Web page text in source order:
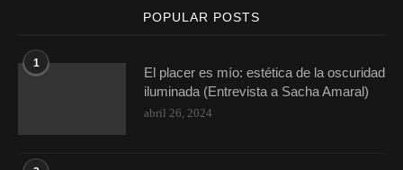
POPULAR POSTS
1
El placer es mío: estética de la oscuridad
iluminada (Entrevista a Sacha Amaral)
abril 26, 2024